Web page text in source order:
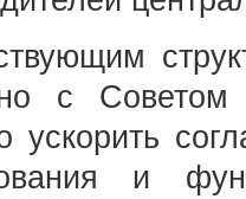
с Советом
ускорить
и